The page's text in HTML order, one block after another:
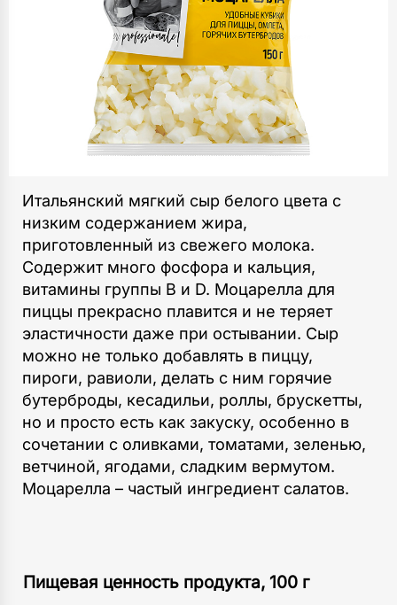
Итальянский мягкий сыр белого цвета с
низким содержанием жира,
приготовленный из свежего молока.
Содержит много фосфора и кальция,
витамины группы В и D. Моцарелла для
пиццы прекрасно плавится и не теряет
эластичности даже при остывании. Сыр
можно не только добавлять в пиццу,
пироги, равиоли, делать с ним горячие
бутерброды, кесадильи, роллы, брускетты,
но и просто есть как закуску, особенно в
сочетании с оливками, томатами, зеленью,
ветчиной, ягодами, сладким вермутом.
Моцарелла – частый ингредиент салатов.
Пищевая ценность продукта, 100 г